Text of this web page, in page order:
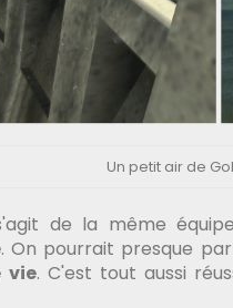
Un petit air de
de la même équipe
. On pourrait presque
vie. C'est tout aussi